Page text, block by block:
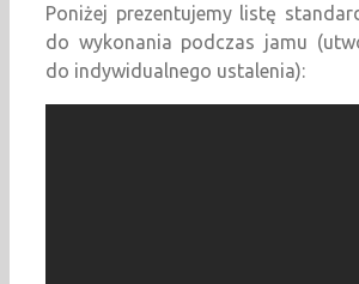
Poniżej prezentujemy listę
do wykonania podczas jamu
do indywidualnego ustalenia):